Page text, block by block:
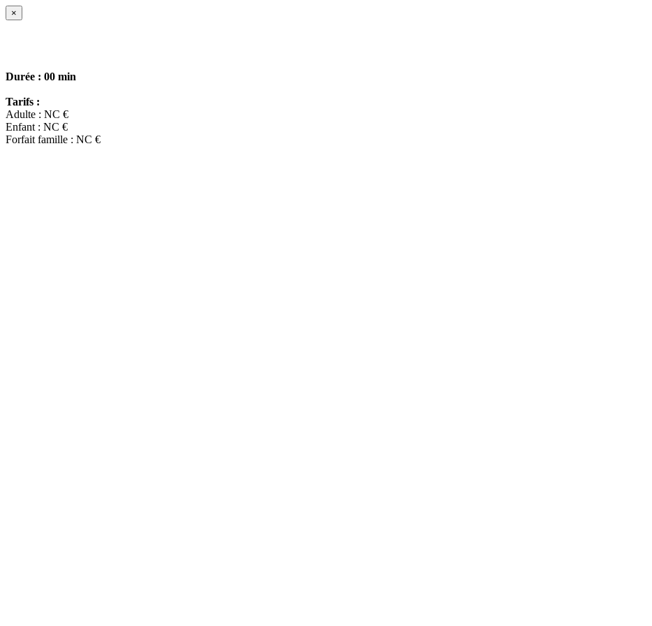
×
Durée : 00 min
Tarifs :
Adulte : NC €
Enfant : NC €
Forfait famille : NC €